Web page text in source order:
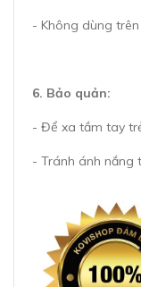
- Không dùng
6. Bảo quản:
- Để xa tầm tay
- Tránh ánh nắng